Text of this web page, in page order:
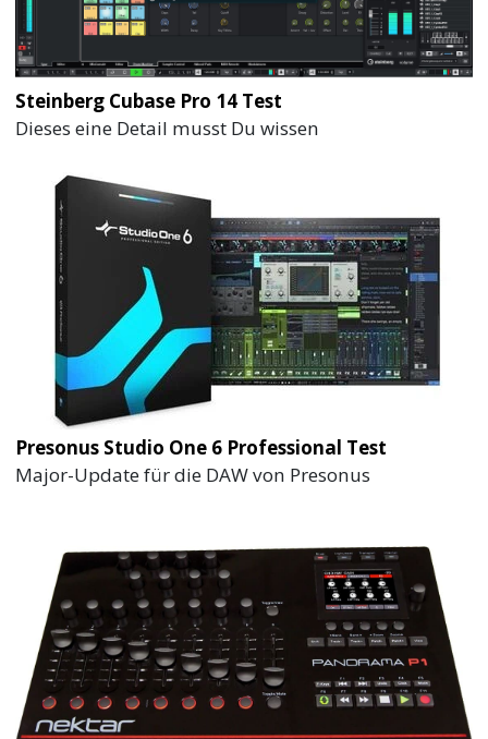
Steinberg Cubase Pro 14 Test
Dieses eine Detail musst Du wissen
Presonus Studio One 6 Professional Test
Major-Update für die DAW von Presonus